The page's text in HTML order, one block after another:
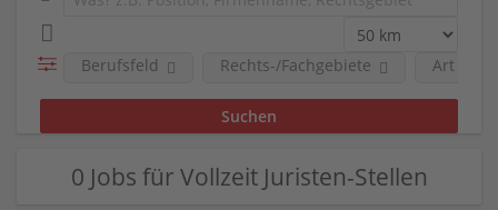
Berufsfeld Rechts-/Fachgebiete Art der
0 Jobs für Vollzeit Juristen-Stellen